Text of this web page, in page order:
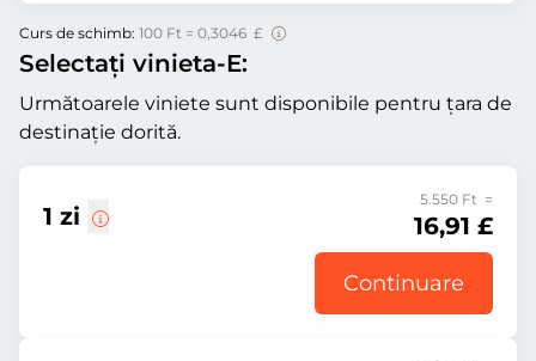
Curs de schimb: 100 Ft = 0,3046 £
Selectați vinieta-E:
Următoarele viniete sunt disponibile pentru țara de
destinație dorită.
1 zi
5.550 Ft =
16,91 £
Continuare